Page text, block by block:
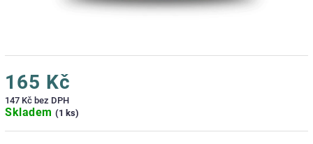
165 Kč
147 Kč bez DPH
Skladem (1 ks)